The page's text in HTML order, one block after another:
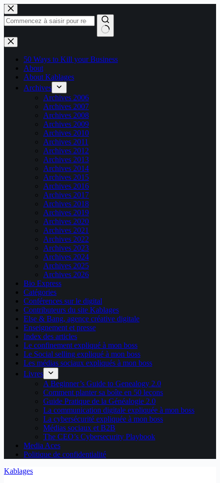
Passer
au
contenu
Aucun
résultat
50 Ways to Kill your Business
About
About Kablages
Archives
Archives 2006
Archives 2007
Archives 2008
Archives 2009
Archives 2010
Archives 2011
Archives 2012
Archives 2013
Archives 2014
Archives 2015
Archives 2016
Archives 2017
Archives 2018
Archives 2019
Archives 2020
Archives 2021
Archives 2022
Archives 2023
Archives 2024
Archives 2025
Archives 2026
Bio Express
Catégories
Conférences sur le digital
Contributeurs du site Kablages
Else & Bang, agence créative digitale
Enseignement et presse
Index des articles
Le confinement expliqué à mon boss
Le Social selling expliqué à mon boss
Les médias sociaux expliqués à mon boss
Livres
A Beginner’s Guide to Genealogy 2.0
Comment planter sa boîte en 50 leçons
Guide Pratique de la Généalogie 2.0
La communication digitale expliquée à mon boss
La cybersécurité expliquée à mon boss
Médias sociaux et B2B
The CEO’s Cybersecurity Playbook
Media Aces
Politique de confidentialité
Kablages